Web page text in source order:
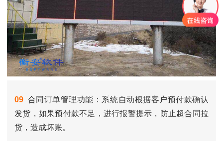
09 合同订单管理功能：系统自动根据客户预付款确认
发货，如果预付款不足，进行报警提示，防止超合同拉
货，造成坏账。